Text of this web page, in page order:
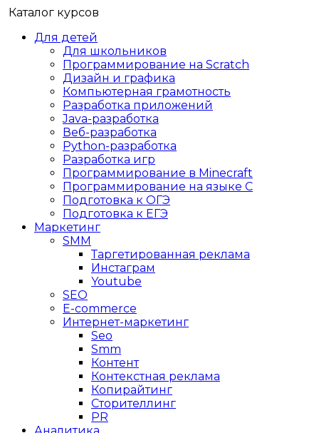
Каталог курсов
Для детей
Для школьников
Программирование на Scratch
Дизайн и графика
Компьютерная грамотность
Разработка приложений
Java-разработка
Веб-разработка
Python-разработка
Разработка игр
Программирование в Minecraft
Программирование на языке C
Подготовка к ОГЭ
Подготовка к ЕГЭ
Маркетинг
SMM
Таргетированная реклама
Инстаграм
Youtube
SEO
E-сommerce
Интернет-маркетинг
Seo
Smm
Контент
Контекстная реклама
Копирайтинг
Сторителлинг
PR